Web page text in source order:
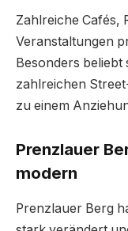
Zahlreiche Cafés,
Veranstaltungen
Besonders beliebt
zahlreichen
zu einem
Prenzlauer
modern
Prenzlauer Berg